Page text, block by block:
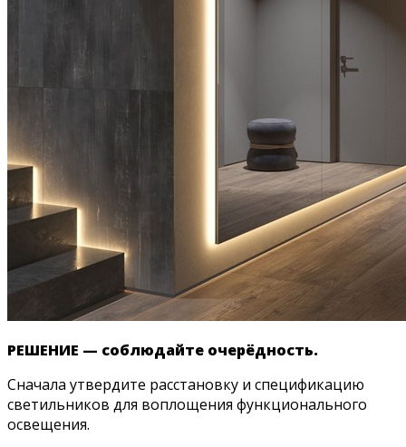
РЕШЕНИЕ — соблюдайте очерёдность.
Сначала утвердите расстановку и спецификацию
светильников для воплощения функционального
освещения.